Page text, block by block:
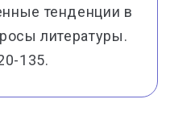
тенденции в
литературы.
135.